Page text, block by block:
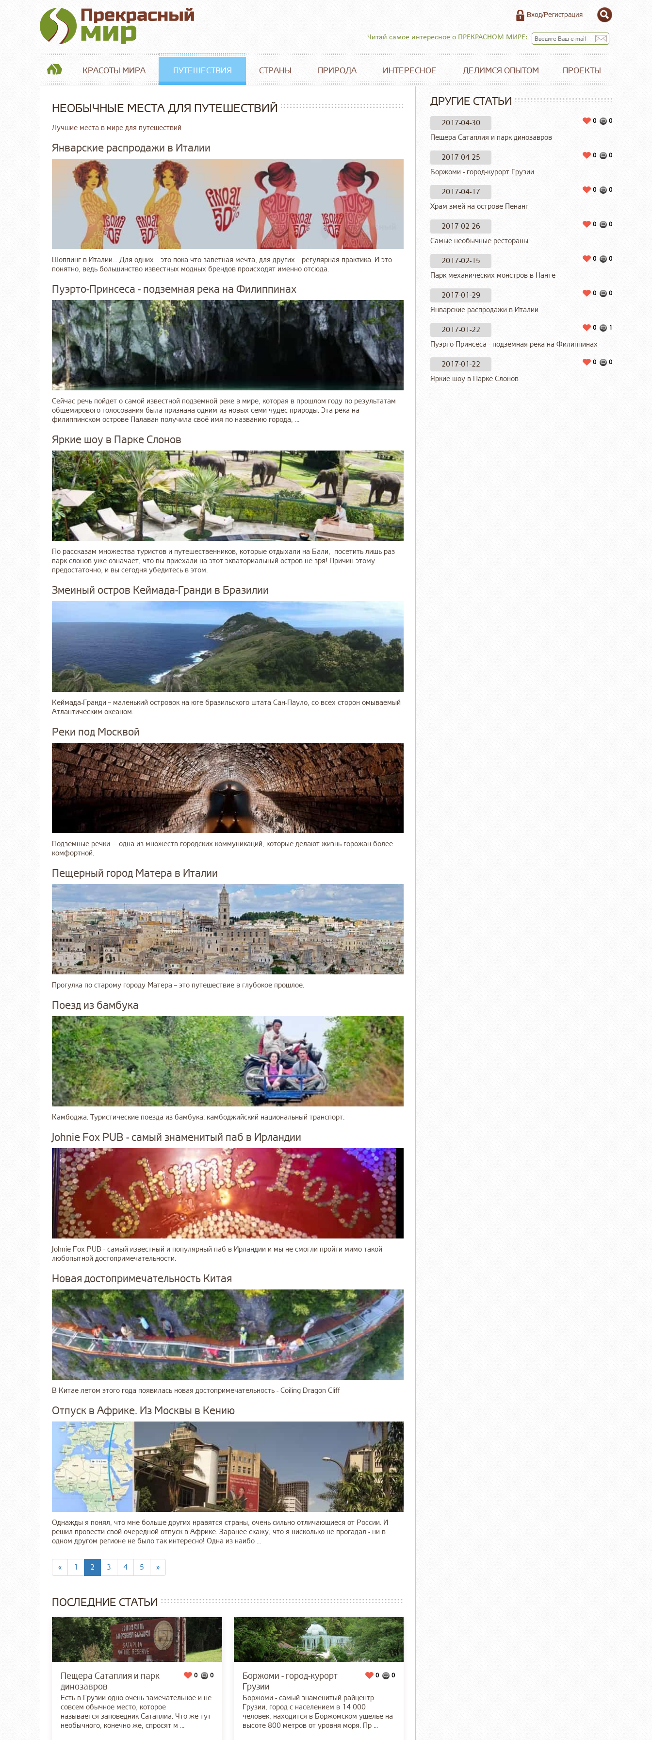
Вход/Регистрация
Читай самое интересное о ПРЕКРАСНОМ МИРЕ:
КРАСОТЫ МИРА ПУТЕШЕСТВИЯ СТРАНЫ ПРИРОДА ИНТЕРЕСНОЕ ДЕЛИМСЯ ОПЫТОМ ПРОЕКТЫ
НЕОБЫЧНЫЕ МЕСТА ДЛЯ ПУТЕШЕСТВИЙ
Лучшие места в мире для путешествий
Январские распродажи в Италии
Шоппинг в Италии… Для одних – это пока что заветная мечта, для других – регулярная практика. И это
понятно, ведь большинство известных модных брендов происходят именно отсюда.
Пуэрто-Принсеса - подземная река на Филиппинах
Сейчас речь пойдет о самой известной подземной реке в мире, которая в прошлом году по результатам
общемирового голосования была признана одним из новых семи чудес природы. Эта река на
филиппинском острове Палаван получила своё имя по названию города, ...
Яркие шоу в Парке Слонов
По рассказам множества туристов и путешественников, которые отдыхали на Бали, посетить лишь раз
парк слонов уже означает, что вы приехали на этот экваториальный остров не зря! Причин этому
предостаточно, и вы сегодня убедитесь в этом.
Змеиный остров Кеймада-Гранди в Бразилии
Кеймада-Гранди – маленький островок на юге бразильского штата Сан-Пауло, со всех сторон омываемый
Атлантическим океаном.
Реки под Москвой
Подземные речки — одна из множеств городских коммуникаций, которые делают жизнь горожан более
комфортной.
Пещерный город Матера в Италии
Прогулка по старому городу Матера – это путешествие в глубокое прошлое.
Поезд из бамбука
Камбоджа. Туристические поезда из бамбука: камбоджийский национальный транспорт.
Johnie Fox PUB - самый знаменитый паб в Ирландии
Johnie Fox PUB - самый известный и популярный паб в Ирландии и мы не смогли пройти мимо такой
любопытной достопримечательности.
Новая достопримечательность Китая
В Китае летом этого года появилась новая достопримечательность - Coiling Dragon Cliff
Отпуск в Африке. Из Москвы в Кению
Однажды я понял, что мне больше других нравятся страны, очень сильно отличающиеся от России. И
решил провести свой очередной отпуск в Африке. Заранее скажу, что я нисколько не прогадал - ни в
одном другом регионе не было так интересно! Одна из наибо ...
« 1 2 3 4 5 »
ПОСЛЕДНИЕ СТАТЬИ
0
0
Пещера Сатаплия и парк
динозавров
Есть в Грузии одно очень замечательное и не
совсем обычное место, которое
называется заповедник Сатаплиа. Что же тут
необычного, конечно же, спросят м ...
0
0
Боржоми - город-курорт
Грузии
Боржоми - самый знаменитый райцентр
Грузии, город с населением в 14 000
человек, находится в Боржомском ущелье на
высоте 800 метров от уровня моря. Пр ...
ДРУГИЕ СТАТЬИ
2017-04-30 0
0
Пещера Сатаплия и парк динозавров
2017-04-25 0
0
Боржоми - город-курорт Грузии
2017-04-17 0
0
Храм змей на острове Пенанг
2017-02-26 0
0
Самые необычные рестораны
2017-02-15 0
0
Парк механических монстров в Нанте
2017-01-29 0
0
Январские распродажи в Италии
2017-01-22 1
0
Пуэрто-Принсеса - подземная река на Филиппинах
2017-01-22 0
0
Яркие шоу в Парке Слонов